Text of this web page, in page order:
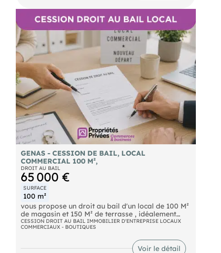
GENAS - CESSION DE BAIL, LOCAL
COMMERCIAL 100 M²,
DROIT AU BAIL
65 000 €
SURFACE
100 m²
vous propose un droit au bail d'un local de 100 M²
de magasin et 150 M² de terrasse , idéalement
situé en emplacement N°1 du centre-ville de
GENAS, sur un axe passant très important avec
Nouveau bail tous commerces sauf restauration.
CESSION DROIT AU BAIL IMMOBILIER D'ENTREPRISE LOCAUX
COMMERCIAUX - BOUTIQUES
Voir le détail